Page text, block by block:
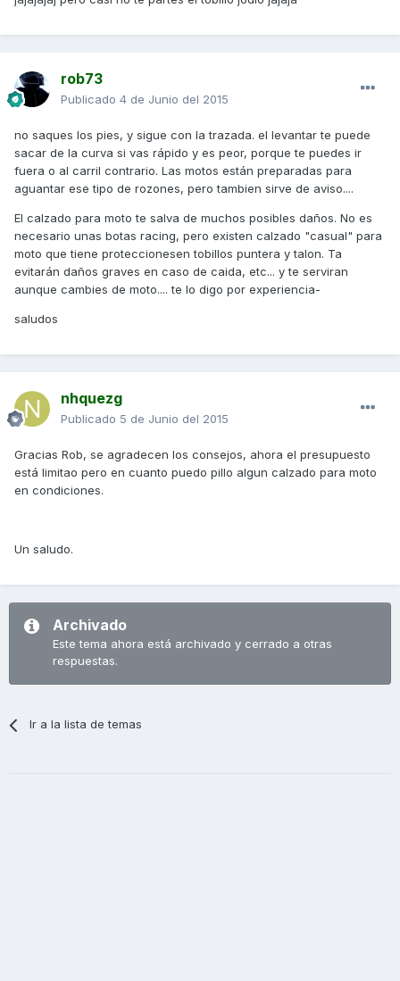
rob73
Publicado 4 de Junio del 2015
no saques los pies, y sigue con la trazada. el levantar te puede
sacar de la curva si vas rápido y es peor, porque te puedes ir
fuera o al carril contrario. Las motos están preparadas para
aguantar ese tipo de rozones, pero tambien sirve de aviso....
El calzado para moto te salva de muchos posibles daños. No es
necesario unas botas racing, pero existen calzado "casual" para
moto que tiene proteccionesen tobillos puntera y talon. Ta
evitarán daños graves en caso de caida, etc... y te serviran
aunque cambies de moto.... te lo digo por experiencia-
saludos
nhquezg
Publicado 5 de Junio del 2015
Gracias Rob, se agradecen los consejos, ahora el presupuesto
está limitao pero en cuanto puedo pillo algun calzado para moto
en condiciones.
Un saludo.
Archivado
Este tema ahora está archivado y cerrado a otras
respuestas.
Ir a la lista de temas